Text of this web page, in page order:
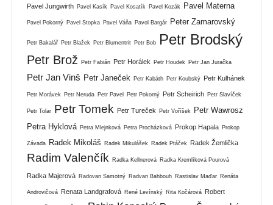
Pavel Jungwirth Pavel Kasík Pavel Kosatík Pavel Kozák Pavel Materna
Pavel Pokorný Pavel Stopka Pavel Váňa Pavol Bargár Peter Zamarovský
Petr Bakalář Petr Blažek Petr Blumentrit Petr Bob Petr Brodský
Petr Brož Petr Fabián Petr Horálek Petr Houdek Petr Jan Juračka
Petr Jan Vinš Petr Janeček Petr Kabáth Petr Koubský Petr Kulhánek
Petr Morávek Petr Neruda Petr Pavel Petr Pokorný Petr Scheirich Petr Slavíček
Petr Tolar Petr Tomek Petr Tureček Petr Voříšek
Petr Wawrosz
Petra Hyklová Petra Mlejnková Petra Procházková Prokop Hapala Prokop
Závada Radek Mikoláš Radek Mikulášek Radek Ptáček Radek Žemlička
Radim Valenčík Radka Kellnerová Radka Kremlíková Pourová
Radka Majerová Radovan Samotný Radvan Bahbouh Rastislav Maďar Renáta
Androvičová Renata Landgrafová René Levínský Rita Kočárová Robert